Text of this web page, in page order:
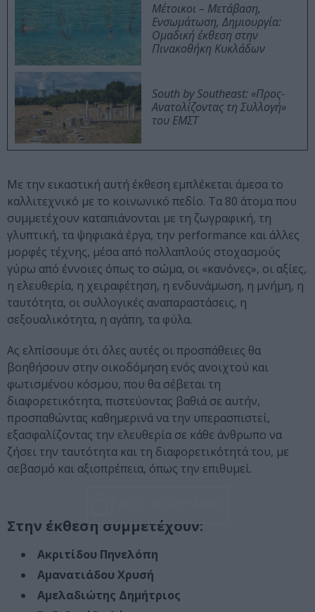
Μέτοικοι – Μετάβαση,
Ενσωμάτωση, Δημιουργία:
Ομαδική έκθεση στην
Πινακοθήκη Κυκλάδων
South by Southeast: «Προς-
Ανατολίζοντας τη Συλλογή»
του ΕΜΣΤ
Με την εικαστική αυτή έκθεση εμπλέκεται άμεσα το
καλλιτεχνικό με το κοινωνικό πεδίο. Τα 80 άτομα που
συμμετέχουν καταπιάνονται με τη ζωγραφική, τη
γλυπτική, τα ψηφιακά έργα, την performance και άλλες
μορφές τέχνης, μέσα από πολλαπλούς στοχασμούς
γύρω από έννοιες όπως το σώμα, οι «κανόνες», οι αξίες,
η ελευθερία, η χειραφέτηση, η ενδυνάμωση, η μνήμη, η
ταυτότητα, οι συλλογικές αναπαραστάσεις, η
σεξουαλικότητα, η αγάπη, τα φύλα.
Ας ελπίσουμε ότι όλες αυτές οι προσπάθειες θα
βοηθήσουν στην οικοδόμηση ενός ανοιχτού και
φωτισμένου κόσμου, που θα σέβεται τη
διαφορετικότητα, πιστεύοντας βαθιά σε αυτήν,
προσπαθώντας καθημερινά να την υπερασπιστεί,
εξασφαλίζοντας την ελευθερία σε κάθε άνθρωπο να
ζήσει την ταυτότητα και τη διαφορετικότητά του, με
σεβασμό και αξιοπρέπεια, όπως την επιθυμεί.
Στην έκθεση συμμετέχουν:
Ακριτίδου Πηνελόπη
Αμανατιάδου Χρυσή
Αμελαδιώτης Δημήτριος